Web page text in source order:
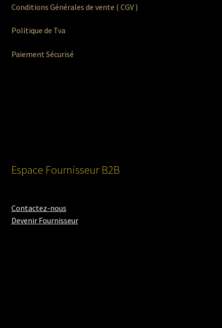
Conditions Générales de vente ( CGV )
Politique de Tva
Paiement Sécurisé
Espace Fournisseur B2B
Contactez-nous
Devenir Fournisseur